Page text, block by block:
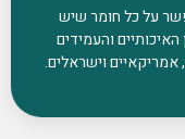
על כל חומר שיש
והעמידים
אמריקאיים וישראלים.